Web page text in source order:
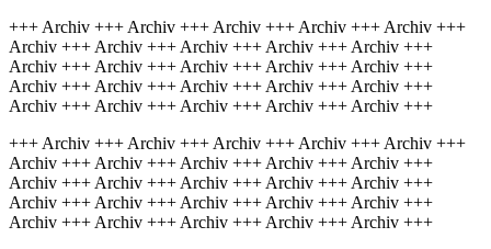
+++ Archiv +++ Archiv +++ Archiv +++ Archiv +++ Archiv +++
Archiv +++ Archiv +++ Archiv +++ Archiv +++ Archiv +++
Archiv +++ Archiv +++ Archiv +++ Archiv +++ Archiv +++
Archiv +++ Archiv +++ Archiv +++ Archiv +++ Archiv +++
Archiv +++ Archiv +++ Archiv +++ Archiv +++ Archiv +++
+++ Archiv +++ Archiv +++ Archiv +++ Archiv +++ Archiv +++
Archiv +++ Archiv +++ Archiv +++ Archiv +++ Archiv +++
Archiv +++ Archiv +++ Archiv +++ Archiv +++ Archiv +++
Archiv +++ Archiv +++ Archiv +++ Archiv +++ Archiv +++
Archiv +++ Archiv +++ Archiv +++ Archiv +++ Archiv +++